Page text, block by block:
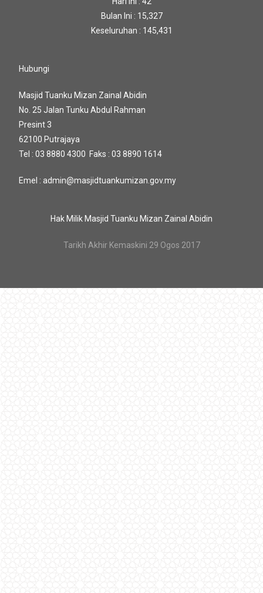
Bulan Ini : 15,327
Keseluruhan : 145,431
Hubungi
Masjid Tuanku Mizan Zainal Abidin
No. 25 Jalan Tunku Abdul Rahman
Presint 3
62100 Putrajaya
Tel : 03 8880 4300 Faks : 03 8890 1614
Emel : admin@masjidtuankumizan.gov.my
Hak Milik Masjid Tuanku Mizan Zainal Abidin
Tarikh Akhir Kemaskini 29 Ogos 2017